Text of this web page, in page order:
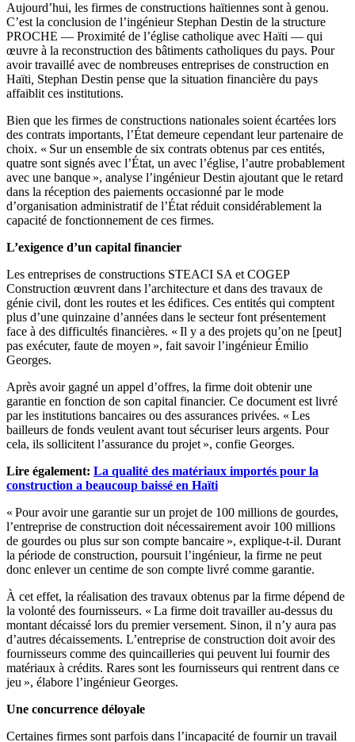
Aujourd’hui, les firmes de constructions haïtiennes sont à genou.
C’est la conclusion de l’ingénieur Stephan Destin de la structure
PROCHE — Proximité de l’église catholique avec Haïti — qui
œuvre à la reconstruction des bâtiments catholiques du pays. Pour
avoir travaillé avec de nombreuses entreprises de construction en
Haïti Stephan Destin pense que la situation financière du pays
affaiblit ces institutions.
Bien que les firmes de constructions nationales soient écartées lors
des contrats importants, l’État demeure cependant leur partenaire de
choix. « Sur un ensemble de six contrats obtenus par ces entités,
quatre sont signés avec l’État, un avec l’église, l’autre probablement
avec une banque », analyse l’ingénieur Destin ajoutant que le retard
dans la réception des paiements occasionné par le mode
d’organisation administratif de l’État réduit considérablement la
capacité de fonctionnement de ces firmes.
L’exigence d’un capital financier
Les entreprises de constructions STEACI SA et COGEP
Construction œuvrent dans l’architecture et dans des travaux de
génie civil, dont les routes et les édifices. Ces entités qui comptent
plus d’une quinzaine d’années dans le secteur font présentement
face à des difficultés financières. « Il y a des projets qu’on ne [peut]
pas exécuter, faute de moyen », fait savoir l’ingénieur Émilio
Georges.
Après avoir gagné un appel d’offres, la firme doit obtenir une
garantie en fonction de son capital financier. Ce document est livré
par les institutions bancaires ou des assurances privées. « Les
bailleurs de fonds veulent avant tout sécuriser leurs argents. Pour
cela, ils sollicitent l’assurance du projet », confie Georges.
Lire également: La qualité des matériaux importés pour la
construction a beaucoup baissé en Haïti
« Pour avoir une garantie sur un projet de 100 millions de gourdes,
l’entreprise de construction doit nécessairement avoir 100 millions
de gourdes ou plus sur son compte bancaire », explique-t-il. Durant
la période de construction, poursuit l’ingénieur, la firme ne peut
donc enlever un centime de son compte livré comme garantie.
À cet effet, la réalisation des travaux obtenus par la firme dépend de
la volonté des fournisseurs. « La firme doit travailler au-dessus du
montant décaissé lors du premier versement. Sinon, il n’y aura pas
d’autres décaissements. L’entreprise de construction doit avoir des
fournisseurs comme des quincailleries qui peuvent lui fournir des
matériaux à crédits. Rares sont les fournisseurs qui rentrent dans ce
jeu », élabore l’ingénieur Georges.
Une concurrence déloyale
Certaines firmes sont parfois dans l’incapacité de fournir un travail